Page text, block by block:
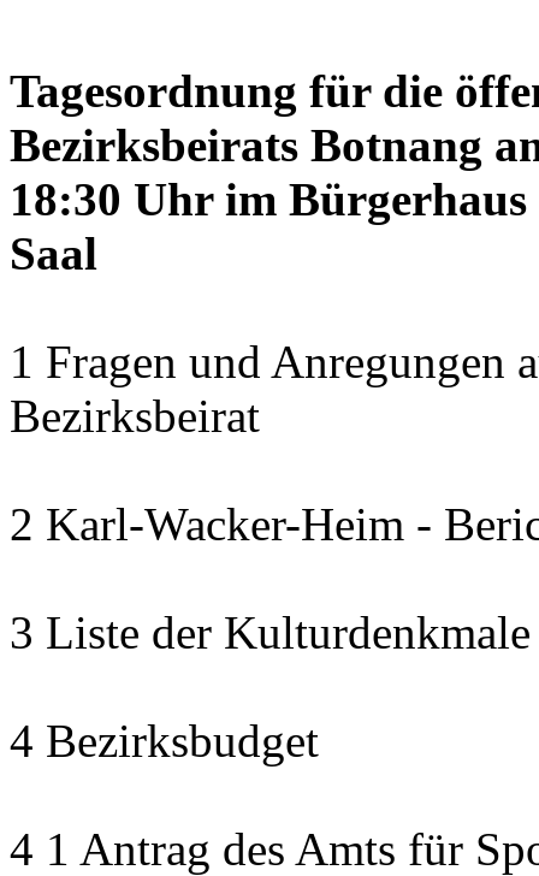
Tagesordnung für die
Bezirksbeirats Botnang
18:30 Uhr im
Saal
1 Fragen und Anregungen
Bezirksbeirat
2 Karl-Wacker-Heim -
3 Liste der
4 Bezirksbudget
4 1 Antrag des Amts für